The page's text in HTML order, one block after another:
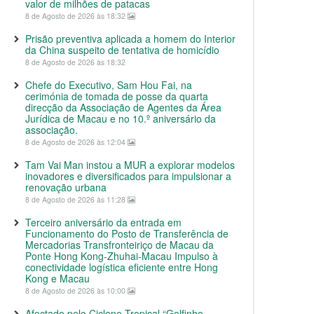
valor de milhões de patacas
8 de Agosto de 2026 às 18:32
Prisão preventiva aplicada a homem do Interior
da China suspeito de tentativa de homicídio
8 de Agosto de 2026 às 18:32
Chefe do Executivo, Sam Hou Fai, na
cerimónia de tomada de posse da quarta
direcção da Associação de Agentes da Área
Jurídica de Macau e no 10.º aniversário da
associação.
8 de Agosto de 2026 às 12:04
Tam Vai Man instou a MUR a explorar modelos
inovadores e diversificados para impulsionar a
renovação urbana
8 de Agosto de 2026 às 11:28
Terceiro aniversário da entrada em
Funcionamento do Posto de Transferência de
Mercadorias Transfronteiriço de Macau da
Ponte Hong Kong-Zhuhai-Macau Impulso à
conectividade logística eficiente entre Hong
Kong e Macau
8 de Agosto de 2026 às 10:00